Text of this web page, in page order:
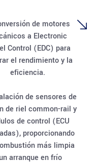
de motores
a Electronic
Control (EDC) para
el rendimiento y la
eficiencia.
de sensores de
de riel common-rail y
de control (ECU
proporcionando
más limpia
arranque en frío